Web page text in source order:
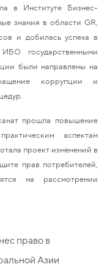
в Институте Бизнес-
знания в области GR,
и добилась успеха в
государственными
были направлены на
коррупции и
прошла повышение
аспектам
проект изменений в
прав потребителей,
на рассмотрении
право в
Азии